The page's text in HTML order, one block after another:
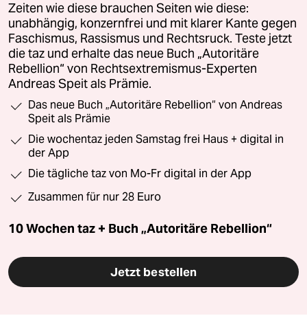
Zeiten wie diese brauchen Seiten wie diese:
unabhängig, konzernfrei und mit klarer Kante gegen
Faschismus, Rassismus und Rechtsruck. Teste jetzt
die taz und erhalte das neue Buch „Autoritäre
Rebellion“ von Rechtsextremismus-Experten
Andreas Speit als Prämie.
Das neue Buch „Autoritäre Rebellion“ von Andreas
Speit als Prämie
Die wochentaz jeden Samstag frei Haus + digital in
der App
Die tägliche taz von Mo-Fr digital in der App
Zusammen für nur 28 Euro
10 Wochen taz + Buch „Autoritäre Rebellion“
Jetzt bestellen